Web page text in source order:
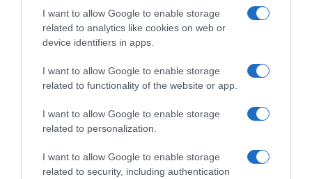
I want to allow Google to enable storage
related to analytics like cookies on web or
device identifiers in apps.
I want to allow Google to enable storage
related to functionality of the website or app.
I want to allow Google to enable storage
related to personalization.
I want to allow Google to enable storage
related to security, including authentication
Δήμου Αττάλειας, όπου ο δήμαρχος του CHP
έχει προφυλακιστεί για υπόθεση κατάχρησης
δημόσιων πόρων, ενδέχεται να αποτελέσει
αφετηρία για διαδικασίες που θα μπορούσαν
να οδηγήσουν σε συζητήσεις ακόμη και
άρσης ασυλίας του προέδρου του Οζγκιούρ
Οζέλ, με στόχο μία πιθανή θεσμική
παρουσίας του CHP.